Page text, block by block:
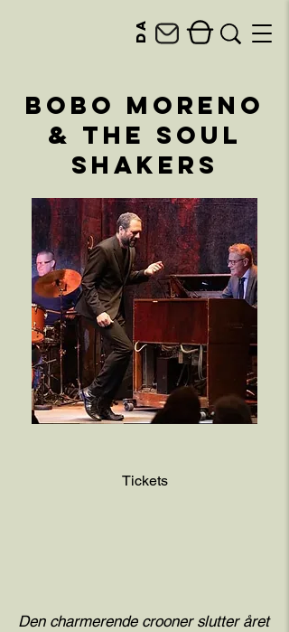
da
Bobo Moreno
& The Soul
Shakers
Tickets
Den charmerende crooner slutter året